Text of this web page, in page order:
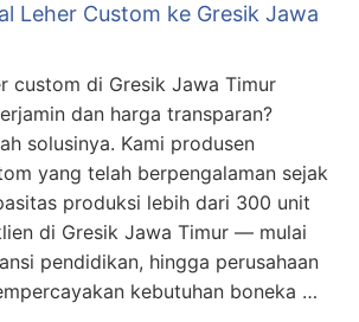
Leher Custom ke Gresik Jawa
custom di Gresik Jawa Timur
dan harga transparan?
solusinya. Kami produsen
yang telah berpengalaman sejak
produksi lebih dari 300 unit
di Gresik Jawa Timur — mulai
pendidikan, hingga perusahaan
kebutuhan boneka …